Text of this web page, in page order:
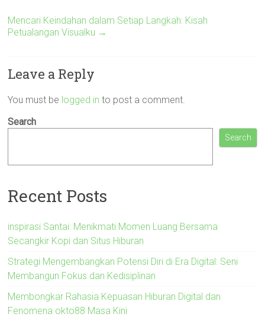
Mencari Keindahan dalam Setiap Langkah: Kisah
Petualangan Visualku →
Leave a Reply
You must be logged in to post a comment.
Search
Search
Recent Posts
inspirasi Santai: Menikmati Momen Luang Bersama
Secangkir Kopi dan Situs Hiburan
Strategi Mengembangkan Potensi Diri di Era Digital: Seni
Membangun Fokus dan Kedisiplinan
Membongkar Rahasia Kepuasan Hiburan Digital dan
Fenomena okto88 Masa Kini